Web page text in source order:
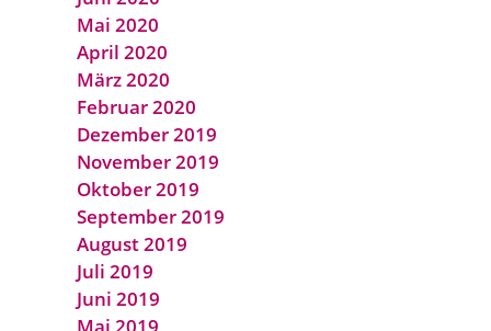
Mai 2020
April 2020
März 2020
Februar 2020
Dezember 2019
November 2019
Oktober 2019
September 2019
August 2019
Juli 2019
Juni 2019